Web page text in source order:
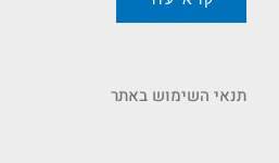
תנאי השימוש באתר